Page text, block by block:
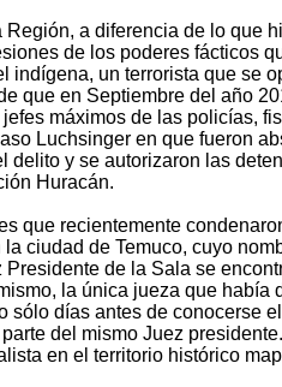
Región, a diferencia de lo que
de los poderes fácticos
indígena, un terrorista que se
que en Septiembre del año
máximos de las policías,
Luchsinger en que fueron
delito y se autorizaron las
Huracán.
que recientemente
ciudad de Temuco, cuyo
Presidente de la Sala se
la única jueza que
sólo días antes de conocerse
del mismo Juez
en el territorio histórico